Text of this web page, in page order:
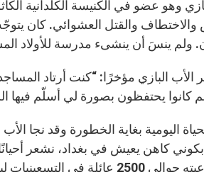
وهو عضو في الكنيسة الكلدانية
والاختطاف والقتل العشوائي. كان
الأب البازي مؤخرًا: “كنت أرتاد
اليومية بغاية الخطورة وقد نجا
كاهن يعيش في بغداد، نشعر